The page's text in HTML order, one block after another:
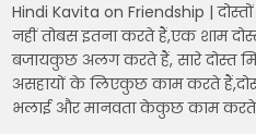
k
Hindi Kavita on Friendship |
नहीं तोबस इतना करते हैं,एक शाम
बजायकुछ अलग करते हैं, सारे दोस्त
असहायों के लिएकुछ काम करते
भलाई और मानवता केकुछ काम करते